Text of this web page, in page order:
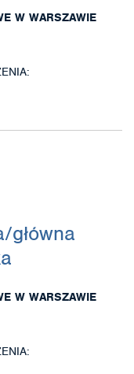
W WARSZAWIE
główna
W WARSZAWIE